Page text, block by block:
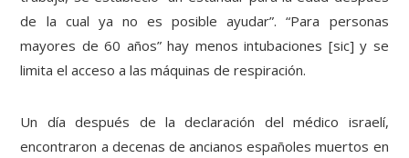
de la cual ya no es posible ayudar”. “Para personas
mayores de 60 años” hay menos intubaciones [sic] y se
limita el acceso a las máquinas de respiración.
Un día después de la declaración del médico israelí,
encontraron a decenas de ancianos españoles muertos en